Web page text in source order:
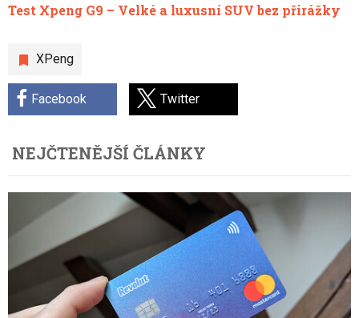
XPeng
Facebook Twitter
Test Xpeng G9 – Velké a luxusní SUV bez přirážky
NEJČTENĚJŠÍ ČLÁNKY